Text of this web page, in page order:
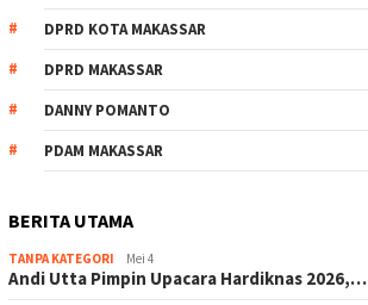
DPRD KOTA MAKASSAR
DPRD MAKASSAR
DANNY POMANTO
PDAM MAKASSAR
BERITA UTAMA
TANPA KATEGORI Mei 4
Andi Utta Pimpin Upacara Hardiknas 2026,…